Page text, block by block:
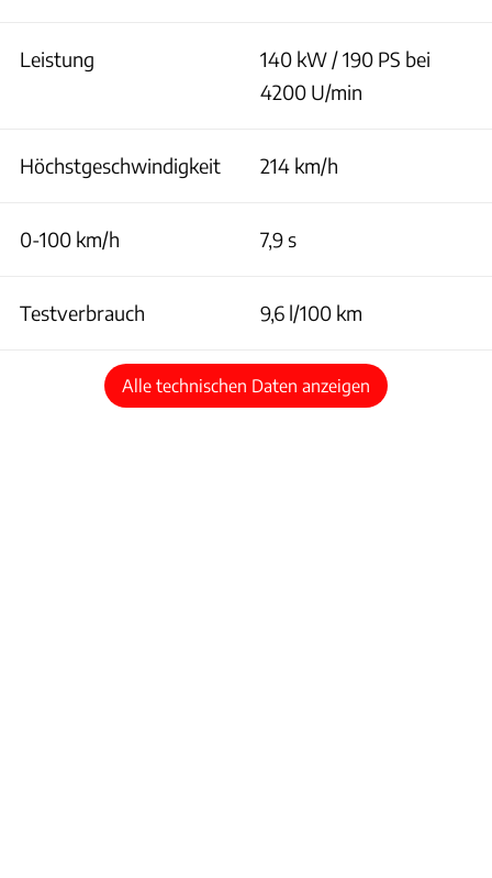
Leistung
140 kW / 190 PS bei
4200 U/min
Höchstgeschwindigkeit 214 km/h
0-100 km/h 7,9 s
Testverbrauch 9,6 l/100 km
Alle technischen Daten anzeigen